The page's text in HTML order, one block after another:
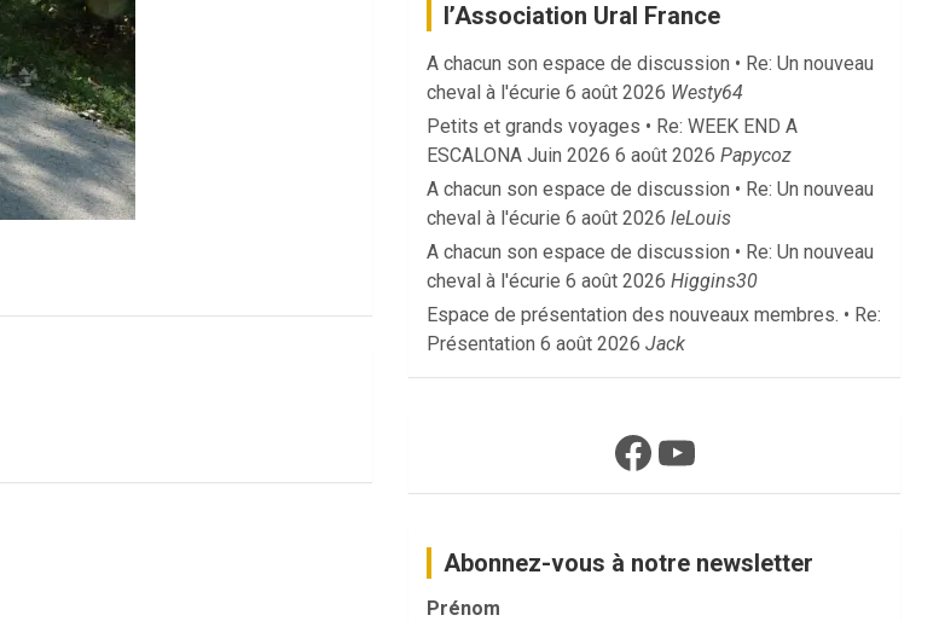
l’Association Ural France
A chacun son espace de discussion • Re: Un nouveau
cheval à l'écurie 6 août 2026 Westy64
Petits et grands voyages • Re: WEEK END A
ESCALONA Juin 2026 6 août 2026 Papycoz
A chacun son espace de discussion • Re: Un nouveau
cheval à l'écurie 6 août 2026 leLouis
A chacun son espace de discussion • Re: Un nouveau
cheval à l'écurie 6 août 2026 Higgins30
Espace de présentation des nouveaux membres. • Re:
Présentation 6 août 2026 Jack
Facebook
YouTube
Abonnez-vous à notre newsletter
Prénom